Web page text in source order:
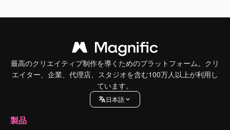
最高のクリエイティブ制作を導くためのプラットフォーム。クリ
エイター、企業、代理店、スタジオを含む100万人以上が利用し
ています。
日本語
製品